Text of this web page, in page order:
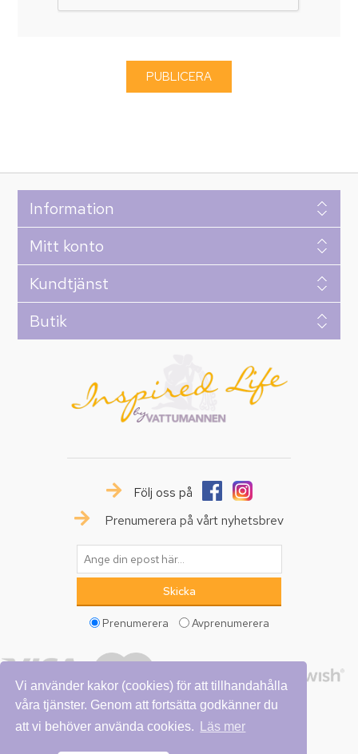
Vi använder kakor (cookies) för att tillhandahålla
våra tjänster. Genom att fortsätta godkänner du
att vi behöver använda cookies.
Läs mer
Information
Mitt konto
Kundtjänst
Butik
Följ oss på
Prenumerera på vårt nyhetsbrev
Prenumerera Avprenumerera